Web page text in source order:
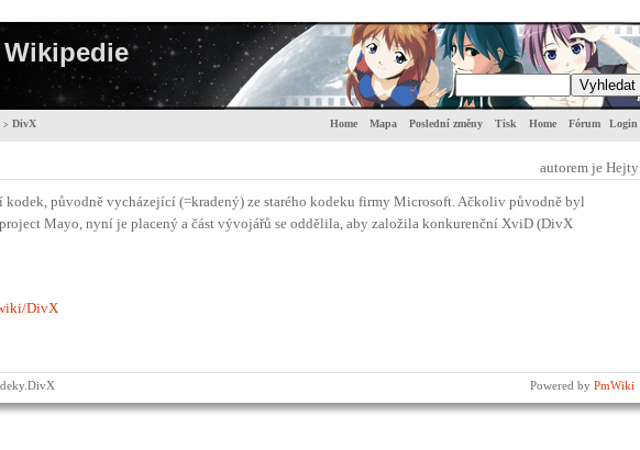
Wikipedie
> DivX Login
Home Mapa Poslední změny Tisk Home Fórum
autorem je Hejty
původně vycházející (=kradený) ze starého kodeku firmy Microsoft. Ačkoliv původně byl
Mayo, nyní je placený a část vývojářů se oddělila, aby založila konkurenční XviD (DivX
DivX
Powered by PmWiki